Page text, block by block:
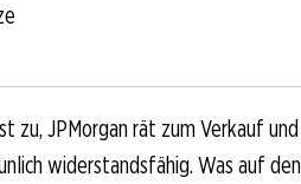
JPMorgan rät zum Verkauf und
widerstandsfähig. Was auf den